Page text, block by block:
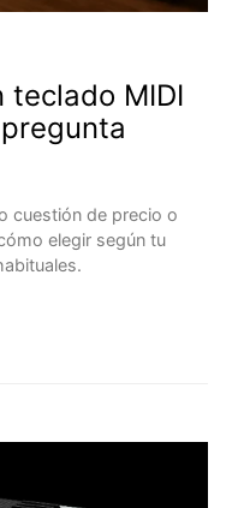
teclado MIDI
cuestión de precio o
elegir según tu